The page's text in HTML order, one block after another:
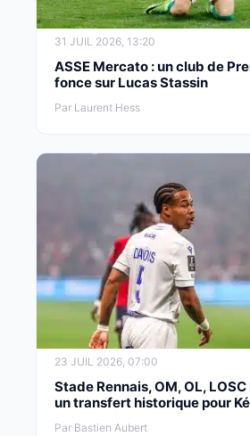
31 JUIL 2026, 13:20
ASSE Mercato : un club de
fonce sur Lucas Stassin
Par Laurent Hess
23 JUIL 2026, 07:00
Stade Rennais, OM, OL,
un transfert historique pour
Par Bastien Aubert